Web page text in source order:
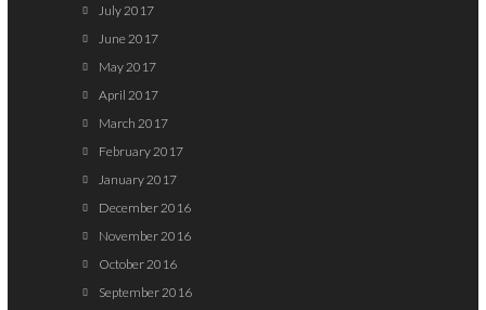
July 2017
June 2017
May 2017
April 2017
March 2017
February 2017
January 2017
December 2016
November 2016
October 2016
September 2016